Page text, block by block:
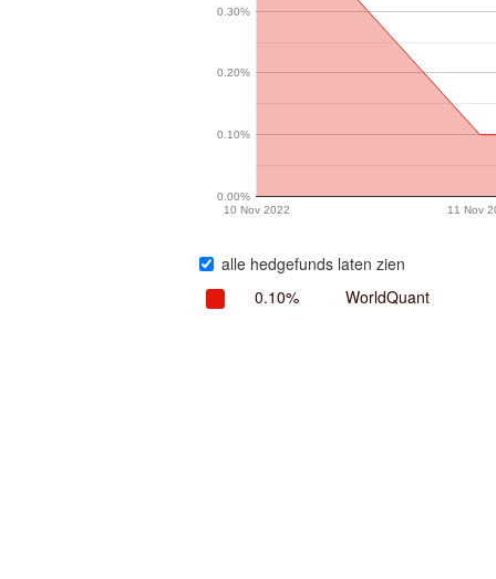
10 Nov 2022 11 Nov
0.00%
0.10%
0.20%
0.30%
alle hedgefunds laten zien
0.10%
WorldQuant